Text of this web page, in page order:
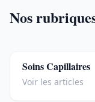
Nos
Soins Capillaires
Voir les articles